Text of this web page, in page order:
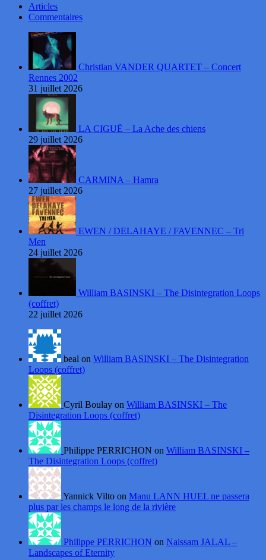
Articles
Commentaires
Christian VANDER QUARTET – Concert
Rennes 2002
31 juillet 2026
LA CIGUË – La Ache des chiens
29 juillet 2026
CARMINA – Hamra
27 juillet 2026
EWEN / DELAHAYE / FAVENNEC – Tri
Men
24 juillet 2026
William BASINSKI – The Disintegration Loops
(coffret)
22 juillet 2026
beal on William BASINSKI – The Disintegration
Loops (coffret)
Cyril Boulay on William BASINSKI – The
Disintegration Loops (coffret)
Philippe PERRICHON on William BASINSKI –
The Disintegration Loops (coffret)
Yannick Vilto on Manu LANN HUEL ne passera
plus par les champs le long de la rivière
Philippe PERRICHON on Naissam JALAL –
Landscapes of Eternity